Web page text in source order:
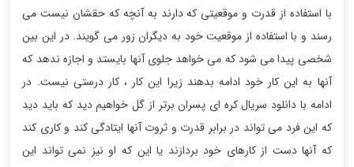
با استفاده از قدرت و موقعیتی که دارند به آنچه که حقشان نیست می
رسند و با استفاده از موقعیت خود به دیگران زور می گویند. در این بین
شخصی پیدا می شود که می خواهد جلوی آنها بایستد و اجازه ندهد که
آنها به این کار خود ادامه بدهند زیرا این کار ، کار درستی نیست. در
ادامه با دانلود سریال کره ای پسران برتر از گل خواهیم دید که باید دید
که این فرد می تواند در برابر قدرت و ثروت آنها ایتادگی کند و کاری کند
که آنها دست از کارهای خود بردازند یا این که او نیز نمی تواند این